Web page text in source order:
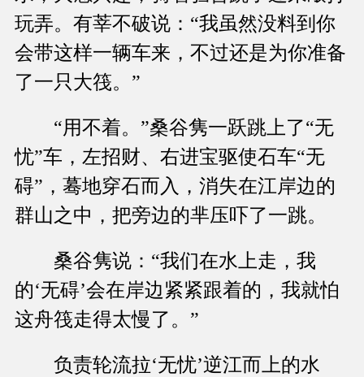
玩弄。有莘不破说：“我虽然没料到你
会带这样一辆车来，不过还是为你准备
了一只大筏。”
“用不着。”桑谷隽一跃跳上了“无
忧”车，左招财、右进宝驱使石车“无
碍”，蓦地穿石而入，消失在江岸边的
群山之中，把旁边的芈压吓了一跳。
桑谷隽说：“我们在水上走，我
的‘无碍’会在岸边紧紧跟着的，我就怕
这舟筏走得太慢了。”
负责轮流拉‘无忧’逆江而上的水